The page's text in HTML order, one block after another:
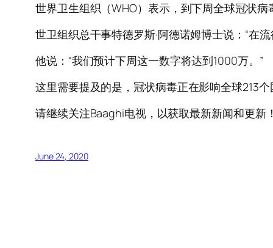
世界卫生组织（WHO）表示，到下周全球冠状
世卫组织总干事特德罗斯·阿德诺姆博士说：“在
他说：“我们预计下周这一数字将达到1000万。”
这里需要提及的是，冠状病毒正在影响全球213
请继续关注Baaghi电视，以获取最新新闻和更新
June 24, 2020